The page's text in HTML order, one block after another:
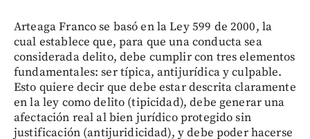
Arteaga Franco se basó en la Ley 599 de 2000, la
cual establece que, para que una conducta sea
considerada delito, debe cumplir con tres elementos
fundamentales: ser típica, antijurídica y culpable.
Esto quiere decir que debe estar descrita claramente
en la ley como delito (tipicidad), debe generar una
afectación real al bien jurídico protegido sin
justificación (antijuridicidad), y debe poder hacerse